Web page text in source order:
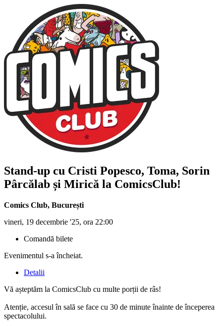
Stand-up cu Cristi Popesco, Toma, Sorin
Pârcălab și Mirică la ComicsClub!
Comics Club, București
vineri, 19 decembrie '25, ora 22:00
Comandă bilete
Evenimentul s-a încheiat.
Detalii
Vă așteptăm la ComicsClub cu multe porții de râs!
Atenție, accesul în sală se face cu 30 de minute înainte de începerea
spectacolului.